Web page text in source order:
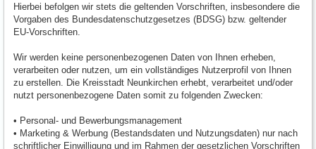
Hierbei befolgen wir stets die geltenden Vorschriften, insbesondere die
Vorgaben des Bundesdatenschutzgesetzes (BDSG) bzw. geltender
EU-Vorschriften.
Wir werden keine personenbezogenen Daten von Ihnen erheben,
verarbeiten oder nutzen, um ein vollständiges Nutzerprofil von Ihnen
zu erstellen. Die Kreisstadt Neunkirchen erhebt, verarbeitet und/oder
nutzt personenbezogene Daten somit zu folgenden Zwecken:
• Personal- und Bewerbungsmanagement
• Marketing & Werbung (Bestandsdaten und Nutzungsdaten) nur nach
schriftlicher Einwilligung und im Rahmen der gesetzlichen Vorschriften